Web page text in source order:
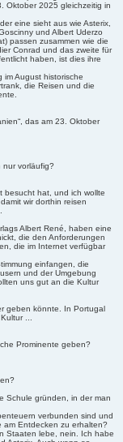
Oktober 2025 gleichzeitig in
eine sieht aus wie Asterix,
und Albert Uderzo
passen zusammen wie die
Conrad und das zweite für
haben, ist dies ihre
im August historische
die Reisen und die
das am 23. Oktober
nur vorläufig?
besucht hat, und ich wollte
wir dorthin reisen
Albert René, haben eine
die den Anforderungen
die im Internet verfügbar
einfangen, die
und der Umgebung
uns gut an die Kultur
geben könnte. In Portugal
...
Prominente geben?
Schule gründen, in der man
verbunden sind und
am Entdecken zu erhalten?
Staaten lebe, nein. Ich habe